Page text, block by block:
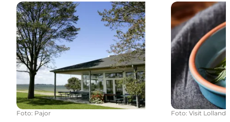
Restaurant Fjorden
Foto: Pajor
Restaurant
Foto: Visit